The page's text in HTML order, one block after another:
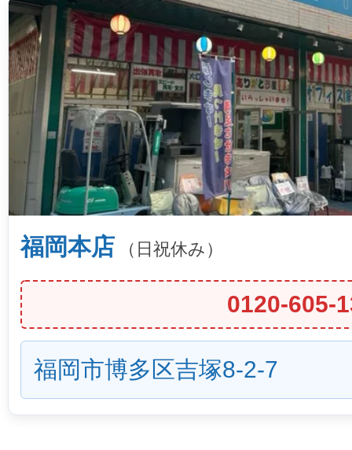
福岡本店 （日祝休み）
0120-605-
福岡市博多区吉塚8-2-7